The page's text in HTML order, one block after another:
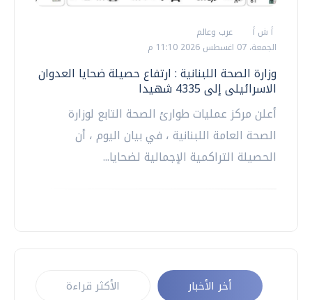
أ ش أ
عرب وعالم
الجمعة، 07 اغسطس 2026 11:10 م
وزارة الصحة اللبنانية : ارتفاع حصيلة ضحايا العدوان
الاسرائيلى إلى 4335 شهيدا
أعلن مركز عمليات طوارئ الصحة التابع لوزارة
الصحة العامة اللبنانية ، في بيان اليوم ، أن
الحصيلة التراكمية الإجمالية لضحايا...
أخر الأخبار الأكثر قراءة